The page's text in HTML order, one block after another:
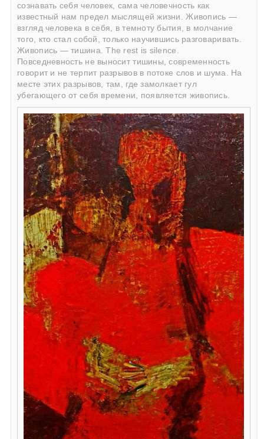
сознавать себя человек, сама человечность как
известный нам предел мыслящей жизни. Живопись —
взгляд человека в себя, в темноту бытия, в молчание
того, кто стал собой, только научившись разговаривать.
Живопись — тишина. The rest is silence.
Повседневность не выносит тишины, современность
говорит и не терпит разрывов в потоке слов и шума. На
месте этих разрывов, там, где замолкает гул
убегающего от себя времени, появляется живопись.